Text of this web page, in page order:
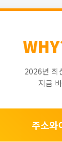
2026년 최
지금
주소와